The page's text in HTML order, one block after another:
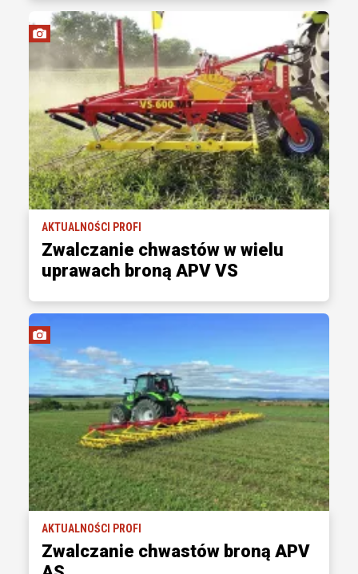
AKTUALNOŚCI PROFI
Zwalczanie chwastów w wielu
uprawach broną APV VS
AKTUALNOŚCI PROFI
Zwalczanie chwastów broną APV